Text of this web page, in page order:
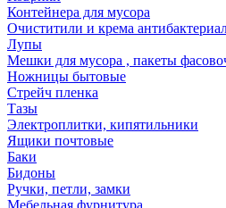
Контейнера для мусора
Очиститили и крема
Лупы
Мешки для мусора , пакеты
Ножницы бытовые
Стрейч пленка
Тазы
Электроплитки, кипятильники
Ящики почтовые
Баки
Бидоны
Ручки, петли, замки
Мебельная фурнитура